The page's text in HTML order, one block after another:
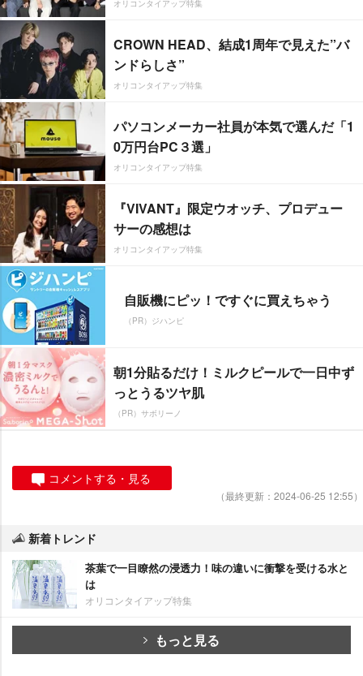
オリコンタイアップ特集
CROWN HEAD、結成1周年で見えた”バ
ンドらしさ”
オリコンタイアップ特集
パソコンメーカー社員が本気で選んだ「1
0万円台PC３選」
オリコンタイアップ特集
『VIVANT』限定ウオッチ、プロデュー
サーの感想は
オリコンタイアップ特集
自販機にピッ！ですぐに買えちゃう
（PR）ジハンピ
朝1分貼るだけ！ミルクピールで一日中ず
っとうるツヤ肌
（PR）サボリーノ
コメントする・見る
（最終更新：2024-06-25 12:55）
新着トレンド
茶葉で一目瞭然の浸透力！味の違いに衝撃を受ける水と
は
オリコンタイアップ特集
もっと見る